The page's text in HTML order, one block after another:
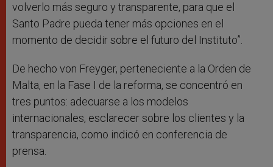
volverlo más seguro y transparente, para que el
Santo Padre pueda tener más opciones en el
momento de decidir sobre el futuro del Instituto”.
De hecho von Freyger, perteneciente a la Orden de
Malta, en la Fase I de la reforma, se concentró en
tres puntos: adecuarse a los modelos
internacionales, esclarecer sobre los clientes y la
transparencia, como indicó en conferencia de
prensa.